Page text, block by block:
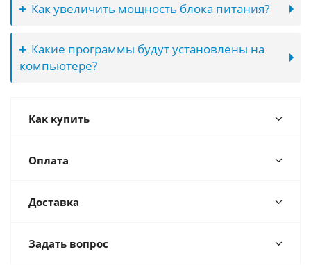
Как увеличить мощность блока питания?
Какие программы будут установлены на
компьютере?
Как купить
Оплата
Доставка
Задать вопрос